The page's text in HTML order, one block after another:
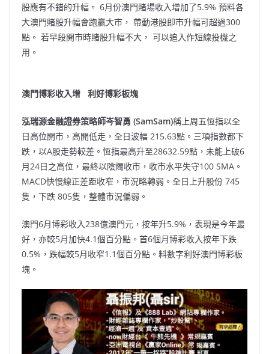
股應有不錯的升幅。 6月份澳門賭場收入增加了5.9% 預料各
大澳門賭股升幅會跑贏大市， 帶動港股即市升幅可超過300
點。 若早段開市時賭股升幅不大， 可以追入作短線投機之
用。
澳門博彩收入增 利好博彩板塊
泓瑞源金融證券策略師岑智勇 (SamSam)稱上周五恆指以全
日高位開市，高開低走，全日波幅 215.63點。三項指數都下
跌，以A股走勢較差。恆指最高升至28632.59點，未能上破6
月24日之高位，最終以陰燭收市，收市水平失守100 SMA 。
MACD快慢線正差距收窄，市況略轉弱。全日上升股份 745
隻，下跌 805隻，整體市況偏弱。
澳門6月博彩收入 238億澳門元，按年升5.9% ，表現是今年最
好，亦較5月加快4.1個百分點。首6個月博彩收入按年下跌
0.5% ，跌幅較5月收窄1.1個百分點。料數字利好澳門博彩板
塊。